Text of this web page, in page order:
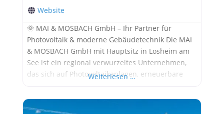
Website
🌞 MAI & MOSBACH GmbH – Ihr Partner für
Photovoltaik & moderne Gebäudetechnik Die MAI
& MOSBACH GmbH mit Hauptsitz in Losheim am
See ist ein regional verwurzeltes Unternehmen,
das sich auf Photovoltaikanlagen, erneuerbare
spezialisiert hat. Mit über 50 festangestellten
Fachkräften bietet das Unternehmen
Weiterlesen …